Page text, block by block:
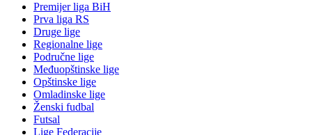
Premijer liga BiH
Prva liga RS
Druge lige
Regionalne lige
Područne lige
Međuopštinske lige
Opštinske lige
Omladinske lige
Ženski fudbal
Futsal
Lige Federacije